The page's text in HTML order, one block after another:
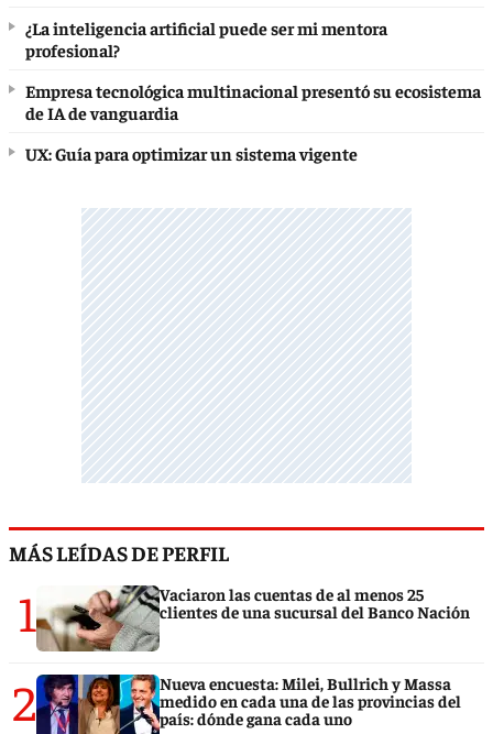
¿La inteligencia artificial puede ser mi mentora
profesional?
Empresa tecnológica multinacional presentó su ecosistema
de IA de vanguardia
UX: Guía para optimizar un sistema vigente
MÁS LEÍDAS DE PERFIL
1
Vaciaron las cuentas de al menos 25
clientes de una sucursal del Banco Nación
2
Nueva encuesta: Milei, Bullrich y Massa
medido en cada una de las provincias del
país: dónde gana cada uno